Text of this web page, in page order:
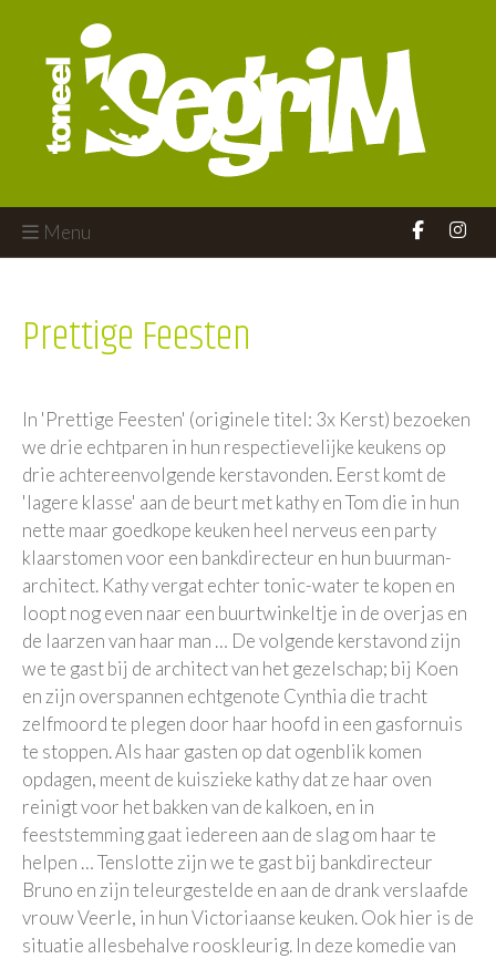
Menu
Prettige Feesten
In 'Prettige Feesten' (originele titel: 3x Kerst) bezoeken
we drie echtparen in hun respectievelijke keukens op
drie achtereenvolgende kerstavonden. Eerst komt de
'lagere klasse' aan de beurt met kathy en Tom die in hun
nette maar goedkope keuken heel nerveus een party
klaarstomen voor een bankdirecteur en hun buurman-
architect. Kathy vergat echter tonic-water te kopen en
loopt nog even naar een buurtwinkeltje in de overjas en
de laarzen van haar man … De volgende kerstavond zijn
we te gast bij de architect van het gezelschap; bij Koen
en zijn overspannen echtgenote Cynthia die tracht
zelfmoord te plegen door haar hoofd in een gasfornuis
te stoppen. Als haar gasten op dat ogenblik komen
opdagen, meent de kuiszieke kathy dat ze haar oven
reinigt voor het bakken van de kalkoen, en in
feeststemming gaat iedereen aan de slag om haar te
helpen … Tenslotte zijn we te gast bij bankdirecteur
Bruno en zijn teleurgestelde en aan de drank verslaafde
vrouw Veerle, in hun Victoriaanse keuken. Ook hier is de
situatie allesbehalve rooskleurig. In deze komedie van